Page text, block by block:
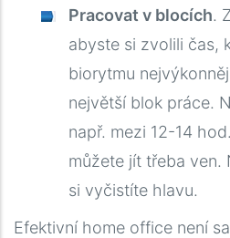
Pracovat v blocích.
abyste si zvolili čas,
biorytmu
největší blok práce.
např. mezi 12-14
můžete jít třeba ven.
si vyčistíte hlavu.
Efektivní home office není